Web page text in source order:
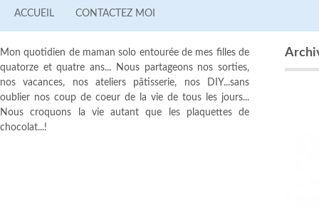
ACCUEIL CONTACTEZ MOI
Mon quotidien de maman solo entourée de mes filles de
quatorze et quatre ans... Nous partageons nos sorties,
nos vacances, nos ateliers pâtisserie, nos DIY...sans
oublier nos coup de coeur de la vie de tous les jours...
Nous croquons la vie autant que les plaquettes de
chocolat...!